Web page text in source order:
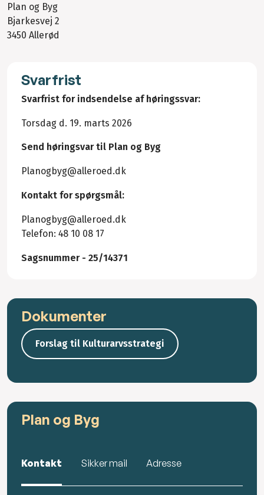
Plan og Byg
Bjarkesvej 2
3450 Allerød
Svarfrist
Svarfrist for indsendelse af høringssvar:
Torsdag d. 19. marts 2026
Send høringsvar til Plan og Byg
Planogbyg@alleroed.dk
Kontakt for spørgsmål:
Planogbyg@alleroed.dk
Telefon: 48 10 08 17
Sagsnummer - 25/14371
Dokumenter
Forslag til Kulturarvsstrategi
Plan og Byg
Kontakt Sikker mail Adresse